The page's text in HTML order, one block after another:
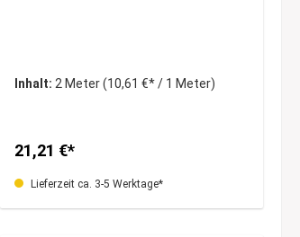
Inhalt: 2 Meter(10,61 €* / 1 Meter)
21,21 €*
Lieferzeit ca. 3-5 Werktage*